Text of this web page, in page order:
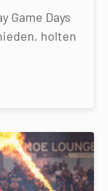
Game Days
holten